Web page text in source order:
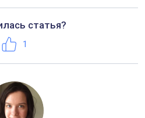
статья?
Нравится
1